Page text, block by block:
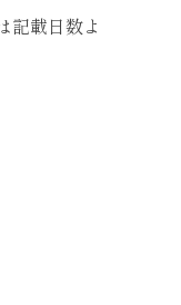
記載日数よ